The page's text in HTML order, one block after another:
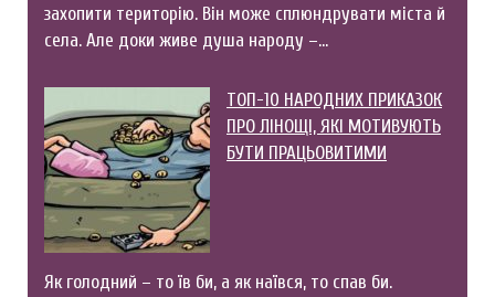
захопити територію. Він може сплюндрувати міста й
села. Але доки живе душа народу –…
ТОП-10 НАРОДНИХ ПРИКАЗОК
ПРО ЛІНОЩІ, ЯКІ МОТИВУЮТЬ
БУТИ ПРАЦЬОВИТИМИ
Як голодний – то їв би, а як наївся, то спав би.